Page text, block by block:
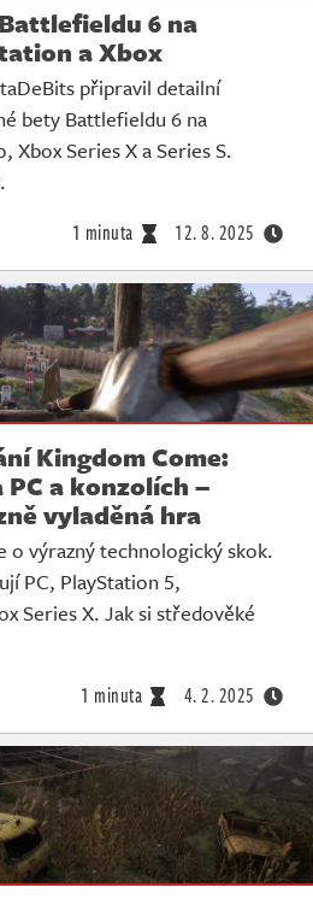
6 na
a Xbox
připravil detailní
bety Battlefieldu 6 na
Xbox Series X a Series S.
1 minuta 12. 8. 2025
Kingdom Come:
a konzolích –
vyladěná hra
výrazný technologický skok.
PC, PlayStation 5,
Series X. Jak si středověké
1 minuta 4. 2. 2025